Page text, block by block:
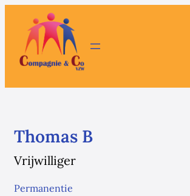
Thomas B
Vrijwilliger
Permanentie